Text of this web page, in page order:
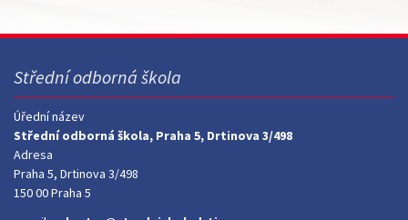
Střední odborná škola
Úřední název
Střední odborná škola, Praha 5, Drtinova 3/498
Adresa
Praha 5, Drtinova 3/498
150 00 Praha 5